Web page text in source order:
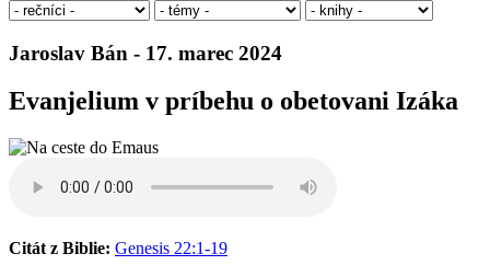
Jaroslav Bán - 17. marec 2024
Evanjelium v príbehu o obetovani Izáka
Citát z Biblie: Genesis 22:1-19